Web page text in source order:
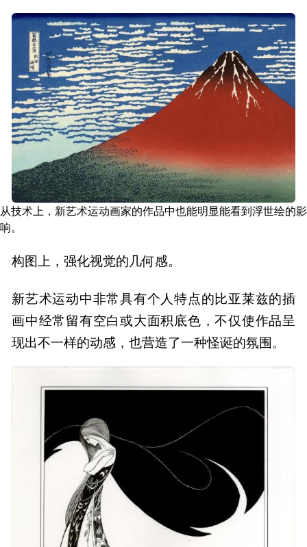
从技术上，新艺术运动画家的作品中也能明显能看到浮世绘的影
响。
构图上，强化视觉的几何感。
新艺术运动中非常具有个人特点的比亚莱兹的插
画中经常留有空白或大面积底色，不仅使作品呈
现出不一样的动感，也营造了一种怪诞的氛围。